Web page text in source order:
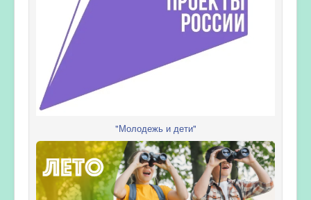
"Молодежь и дети"